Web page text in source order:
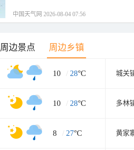
中国天气网 2026-08-04 07:56
周边景点 周边乡镇
10 / 28°C 城关
10 / 28°C 多林
8 / 27°C 黄家